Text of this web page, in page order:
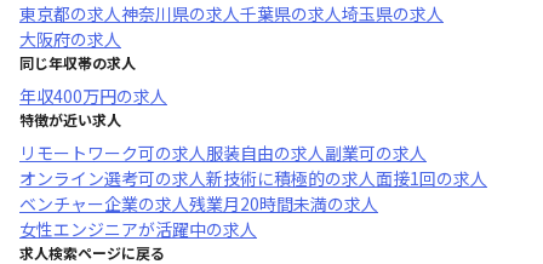
東京都の求人神奈川県の求人千葉県の求人埼玉県の求人
大阪府の求人
同じ年収帯の求人
年収400万円の求人
特徴が近い求人
リモートワーク可の求人服装自由の求人副業可の求人
オンライン選考可の求人新技術に積極的の求人面接1回の求人
ベンチャー企業の求人残業月20時間未満の求人
女性エンジニアが活躍中の求人
求人検索ページに戻る